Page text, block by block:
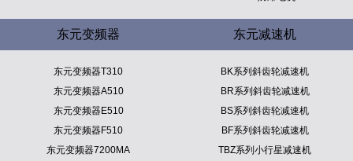
东元变频器
东元变频器T310
东元变频器A510
东元变频器E510
东元变频器F510
东元变频器7200MA
东元减速机
BK系列斜齿轮减速机
BR系列斜齿轮减速机
BS系列斜齿轮减速机
BF系列斜齿轮减速机
TBZ系列小行星减速机